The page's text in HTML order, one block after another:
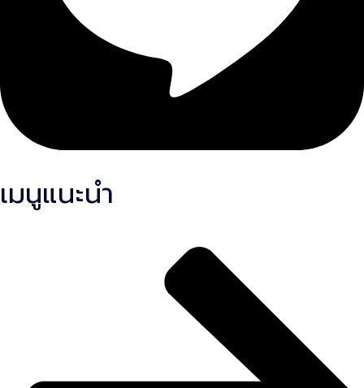
เมนูแนะนำ